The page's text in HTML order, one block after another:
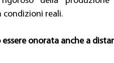
reali.
onorata anche a